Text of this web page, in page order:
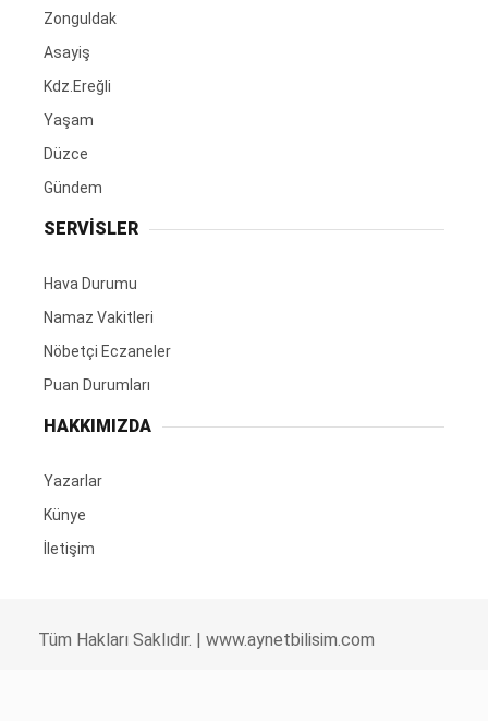
Zonguldak
Asayiş
Kdz.Ereğli
Yaşam
Düzce
Gündem
SERVİSLER
Hava Durumu
Namaz Vakitleri
Nöbetçi Eczaneler
Puan Durumları
HAKKIMIZDA
Yazarlar
Künye
İletişim
Tüm Hakları Saklıdır. | www.aynetbilisim.com